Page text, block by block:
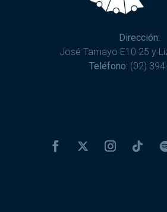
Dirección:
José Tamayo E10 25 y
Teléfono: (02)